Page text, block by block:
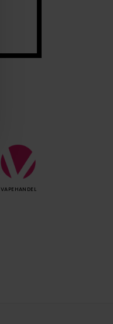
VAPEHANDEL